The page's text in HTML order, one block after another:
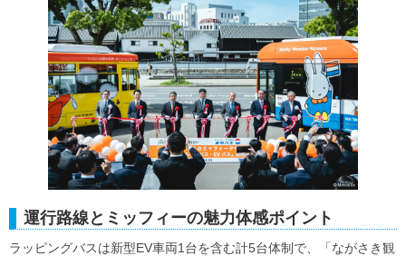
運行路線とミッフィーの魅力体感ポイント
ラッピングバスは新型EV車両1台を含む計5台体制で、「ながさき観